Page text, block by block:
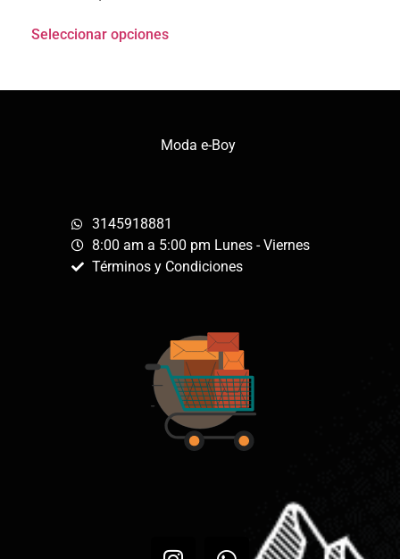
Seleccionar opciones
Moda e-Boy
3145918881
8:00 am a 5:00 pm Lunes - Viernes
Términos y Condiciones